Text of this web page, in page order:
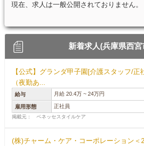
現在、求人は一般公開されておりません。
新着求人(兵庫県西宮
【公式】グランダ甲子園[介護スタッフ/正
（夜勤あ...
給与 月給 20.4万 ~ 24万円
雇用形態 正社員
掲載元： ベネッセスタイルケア
(株)チャーム・ケア・コーポレーション＜